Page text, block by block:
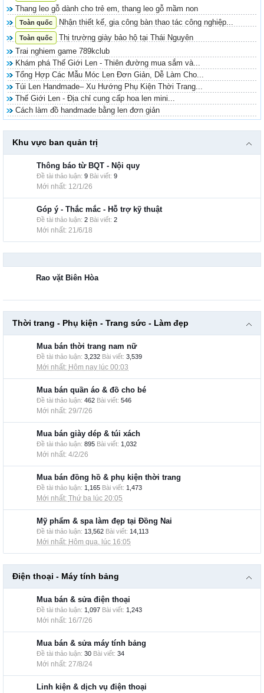
Thang leo gỗ dành cho trẻ em, thang leo gỗ mầm non
Toàn quốc Nhận thiết kế, gia công bàn thao tác công nghiệp...
Toàn quốc
Thị trường giày bảo hộ tại Thái Nguyên
Trai nghiem game 789kclub
Khám phá Thế Giới Len - Thiên đường mua sắm và...
Tổng Hợp Các Mẫu Móc Len Đơn Giản, Dễ Làm Cho...
Túi Len Handmade– Xu Hướng Phụ Kiện Thời Trang...
Thế Giới Len - Địa chỉ cung cấp hoa len mini...
Cách làm đồ handmade bằng len đơn giản
Khu vực ban quản trị
Thông báo từ BQT - Nội quy
Đề tài thảo luận: 9 Bài viết: 9
12/1/26
Góp ý - Thắc mắc - Hỗ trợ kỹ thuật
Đề tài thảo luận: 2 Bài viết: 2
21/6/18
Rao vặt Biên Hòa
Thời trang - Phụ kiện - Trang sức - Làm đẹp
Mua bán thời trang nam nữ
Đề tài thảo luận: 3,232 Bài viết: 3,539
Hôm nay lúc 00:03
Mua bán quần áo & đồ cho bé
Đề tài thảo luận: 462 Bài viết: 546
29/7/26
Mua bán giày dép & túi xách
Đề tài thảo luận: 895 Bài viết: 1,032
4/2/26
Mua bán đồng hồ & phụ kiện thời trang
Đề tài thảo luận: 1,165 Bài viết: 1,473
Thứ ba lúc 20:05
Mỹ phẩm & spa làm đẹp tại Đồng Nai
Đề tài thảo luận: 13,562 Bài viết: 14,113
Hôm qua, lúc 16:05
Điện thoại - Máy tính bảng
Mua bán & sửa điện thoại
Đề tài thảo luận: 1,097 Bài viết: 1,243
16/7/26
Mua bán & sửa máy tính bảng
Đề tài thảo luận: 30 Bài viết: 34
27/8/24
Linh kiện & dịch vụ điện thoại